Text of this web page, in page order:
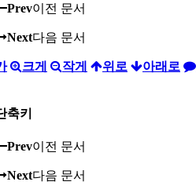
Prev이전 문서
Next다음 문서
크게 작게 위로 아래로
축키
Prev이전 문서
Next다음 문서